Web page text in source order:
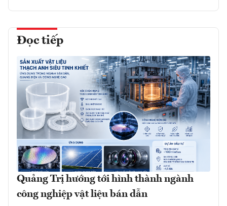
Đọc tiếp
Quảng Trị hướng tới hình thành ngành
công nghiệp vật liệu bán dẫn